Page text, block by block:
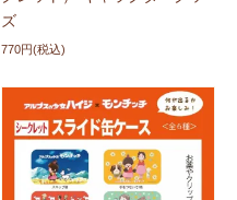
ズ
770円(税込)